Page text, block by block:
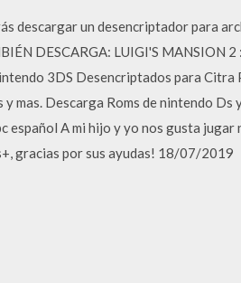
descargar un desencriptador para
DESCARGA: LUIGI'S MANSION
3DS Desencriptados para Citra
mas. Descarga Roms de nintendo Ds
español A mi hijo y yo nos gusta
gracias por sus ayudas! 18/07/2019